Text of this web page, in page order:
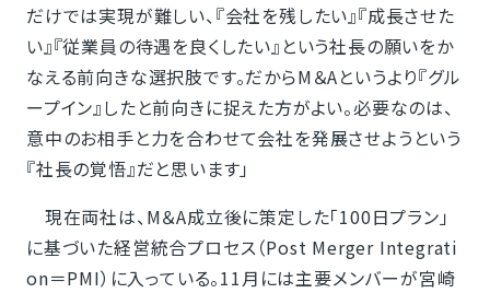
だけでは実現が難しい、『会社を残したい』『成長させた
い』『従業員の待遇を良くしたい』という社長の願いをか
なえる前向きな選択肢です。だからM＆Aというより『グル
ープイン』したと前向きに捉えた方がよい。必要なのは、
意中のお相手と力を合わせて会社を発展させようという
『社長の覚悟』だと思います」
現在両社は、M＆A成立後に策定した「100日プラン」
に基づいた経営統合プロセス（Post Merger Integrati
on＝PMI）に入っている。11月には主要メンバーが宮崎